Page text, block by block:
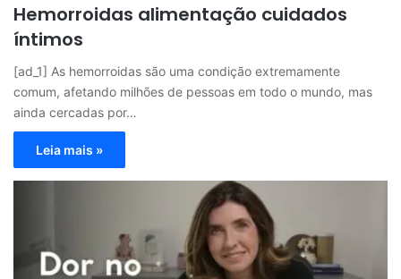
Hemorroidas alimentação cuidados
íntimos
[ad_1] As hemorroidas são uma condição extremamente
comum, afetando milhões de pessoas em todo o mundo, mas
ainda cercadas por…
Leia mais »